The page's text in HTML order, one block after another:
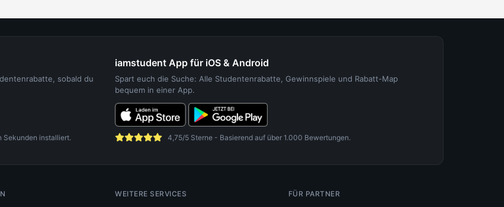
sobald du
Sekunden installiert.
iamstudent App für iOS & Android
Spart euch die Suche: Alle Studentenrabatte, Gewinnspiele und Rabatt-Map
bequem in einer App.
4,75/5 Sterne - Basierend auf über 1.000 Bewertungen.
WEITERE SERVICES FÜR PARTNER